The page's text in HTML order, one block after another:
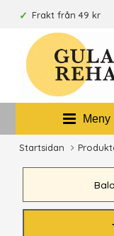
Frakt från 49 kr
Meny
Startsidan